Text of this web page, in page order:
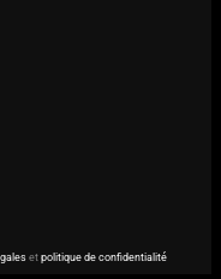
et politique de confidentialité